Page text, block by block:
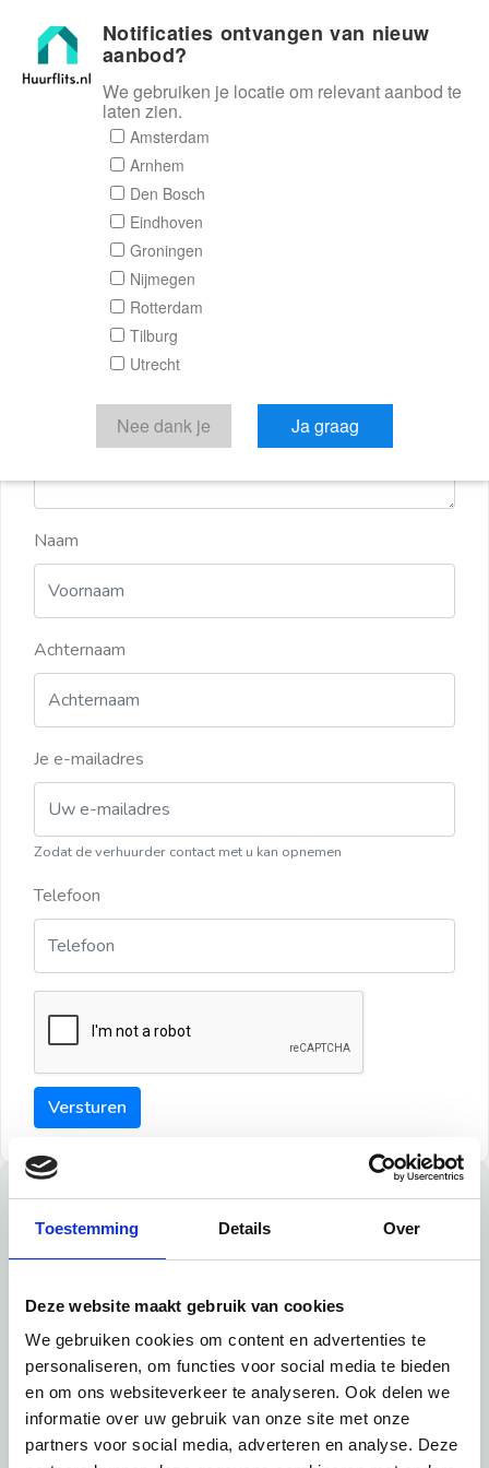
Toestemming Details Over
Deze website maakt gebruik van cookies
We gebruiken cookies om content en advertenties te
personaliseren, om functies voor social media te bieden
en om ons websiteverkeer te analyseren. Ook delen we
informatie over uw gebruik van onze site met onze
partners voor social media, adverteren en analyse. Deze
Huurflits
Reactieformulier
Huurflits
Verstuur je bericht
Door een bericht te sturen kom je in contact met de
aanbieder of makelaar van de woning.
Naam
Achternaam
Je e-mailadres
Zodat de verhuurder contact met u kan opnemen
Telefoon
Versturen
Tips
Tip 1:
Schrijf een duidelijke introductie en geef de volgende
informatie mee:
Ben je student, werkachtig of werkzoekend
Notificaties ontvangen van nieuw
aanbod?
We gebruiken je locatie om relevant aanbod te
laten zien.
Amsterdam
Arnhem
Den Bosch
Eindhoven
Groningen
Nijmegen
Rotterdam
Tilburg
Utrecht
Nee dank je Ja graag